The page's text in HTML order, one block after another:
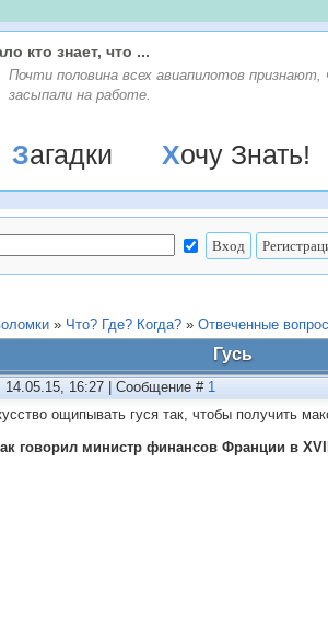
кто знает, что ...
Почти половина всех авиапилотов признают,
засыпали на работе.
Загадки Хочу Знать!
» Что? Где? Когда? » Отвеченные
Гусь
14.05.15, 16:27 | Сообщение # 1
ощипывать гуся так, чтобы получить
говорил министр финансов Франции в